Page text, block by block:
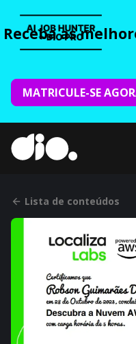
Receba as
MATRICULE-SE
Lista de conteúdos